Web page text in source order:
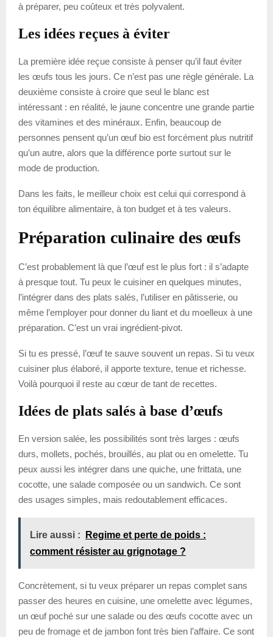
à préparer, peu coûteux et très polyvalent.
Les idées reçues à éviter
La première idée reçue consiste à penser qu’il faut éviter
les œufs tous les jours. Ce n’est pas une règle générale. La
deuxième consiste à croire que seul le blanc est
intéressant : en réalité, le jaune concentre une grande partie
des vitamines et des minéraux. Enfin, beaucoup de
personnes pensent qu’un œuf bio est forcément plus nutritif
qu’un autre, alors que la différence porte surtout sur le
mode de production.
Dans les faits, le meilleur choix est celui qui correspond à
ton équilibre alimentaire, à ton budget et à tes valeurs.
Préparation culinaire des œufs
C’est probablement là que l’œuf est le plus fort : il s’adapte
à presque tout. Tu peux le cuisiner en quelques minutes,
l’intégrer dans des plats salés, l’utiliser en pâtisserie, ou
même l’employer pour donner du liant et du moelleux à une
préparation. C’est un vrai ingrédient-pivot.
Si tu es pressé, l’œuf te sauve souvent un repas. Si tu veux
cuisiner plus élaboré, il apporte texture, tenue et richesse.
Voilà pourquoi il reste au cœur de tant de recettes.
Idées de plats salés à base d’œufs
En version salée, les possibilités sont très larges : œufs
durs, mollets, pochés, brouillés, au plat ou en omelette. Tu
peux aussi les intégrer dans une quiche, une frittata, une
cocotte, une salade composée ou un sandwich. Ce sont
des usages simples, mais redoutablement efficaces.
Lire aussi :
Regime et perte de poids :
comment résister au grignotage ?
Concrètement, si tu veux préparer un repas complet sans
passer des heures en cuisine, une omelette avec légumes,
un œuf poché sur une salade ou des œufs cocotte avec un
peu de fromage et de jambon font très bien l’affaire. Ce sont